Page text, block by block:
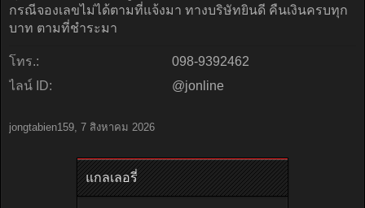
กรณีจองเลขไม่ได้ตามที่แจ้งมา ทางบริษัทยินดี คืนเงินครบทุก
บาท ตามที่ชำระมา
โทร.:
098-9392462
ไลน์ ID:
@jonline
jongtabien159, 7 สิงหาคม 2026
แกลเลอรี่